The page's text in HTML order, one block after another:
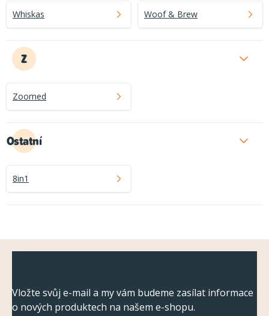
Whiskas Woof & Brew
Z
Zoomed
Ostatní
8in1
Vložte svůj e-mail a my vám budeme zasílat informace
o nových produktech na našem e-shopu.